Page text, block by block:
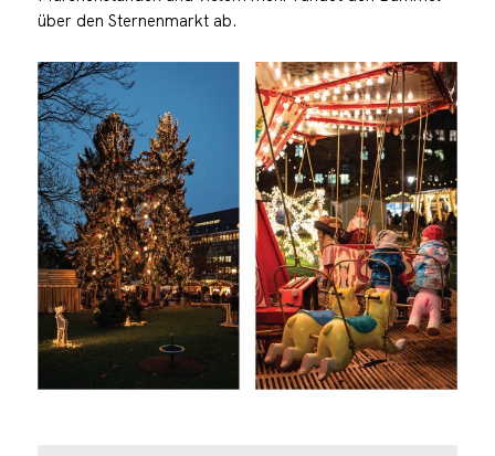
über den Sternenmarkt ab.